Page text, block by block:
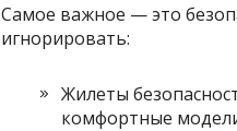
Самое важное — это
игнорировать:
Жилеты
комфортные